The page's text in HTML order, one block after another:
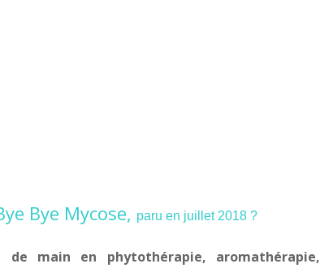
Bye Mycose, paru en juillet 2018 ?
de main
en phytothérapie, aromathérapie,